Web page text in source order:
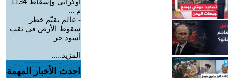
م ...
- عالم يقيّم خطر
سقوط الأرض في ثقب
أسود حر
المزيد.....
احدث الأخبار المهمة